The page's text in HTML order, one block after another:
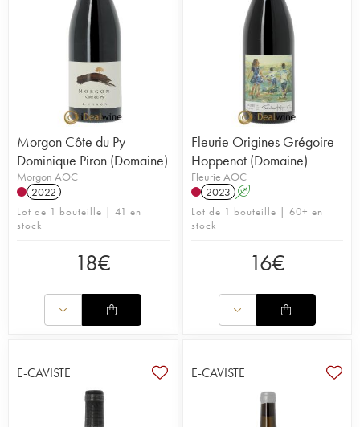
Morgon Côte du Py
Dominique Piron (Domaine)
Morgon AOC
2022
Lot de 1 bouteille | 41 en
stock
18€
Fleurie Origines Grégoire
Hoppenot (Domaine)
Fleurie AOC
2023 A
Lot de 1 bouteille | 60+ en
stock
16€
E-CAVISTE E-CAVISTE